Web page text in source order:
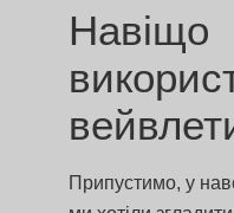
Навіщо
Припустимо, у